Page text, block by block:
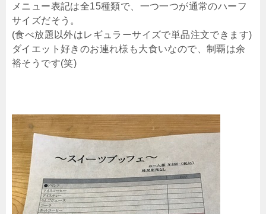
メニュー表記は全15種類で、一つ一つが通常のハーフ
サイズだそう。
(食べ放題以外はレギュラーサイズで単品注文できます)
ダイエット好きのお連れ様も大食いなので、制覇は余
裕そうです(笑)